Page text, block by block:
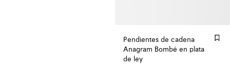
Pendientes de cadena
Anagram Bombé en plata
de ley